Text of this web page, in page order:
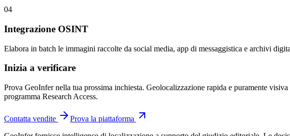
04
Integrazione OSINT
Elabora in batch le immagini raccolte da social media, app di messaggistica e archivi
Inizia a verificare
Prova GeoInfer nella tua prossima inchiesta. Geolocalizzazione rapida e puramente
programma Research Access.
Contatta vendite
Prova la piattaforma